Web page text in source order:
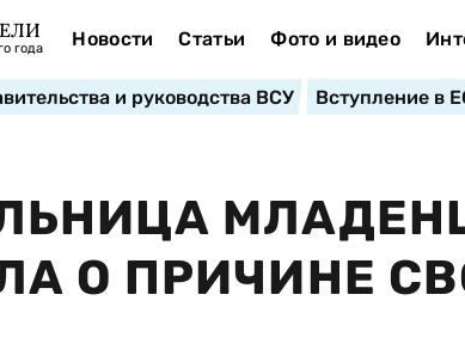
года Новости Статьи Фото и видео
и руководства ВСУ Вступление в
О ПРИЧИНЕ